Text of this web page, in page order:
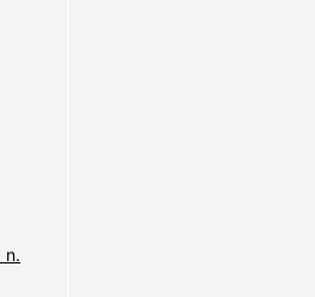
n.